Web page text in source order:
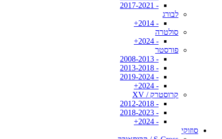
- 2017-2021
לבורג
- 2014+
סולטרה
- 2024+
פורסטר
- 2008-2013
- 2013-2018
- 2019-2024
- 2024+
קרוסטרק / XV
- 2012-2018
- 2018-2023
- 2024+
סוזוקי